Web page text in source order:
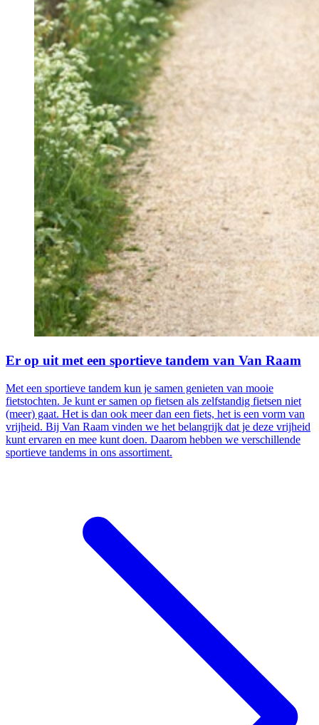
Er op uit met een sportieve tandem van Van Raam
Met een sportieve tandem kun je samen genieten van mooie
fietstochten. Je kunt er samen op fietsen als zelfstandig fietsen niet
(meer) gaat. Het is dan ook meer dan een fiets, het is een vorm van
vrijheid. Bij Van Raam vinden we het belangrijk dat je deze vrijheid
kunt ervaren en mee kunt doen. Daarom hebben we verschillende
sportieve tandems in ons assortiment.